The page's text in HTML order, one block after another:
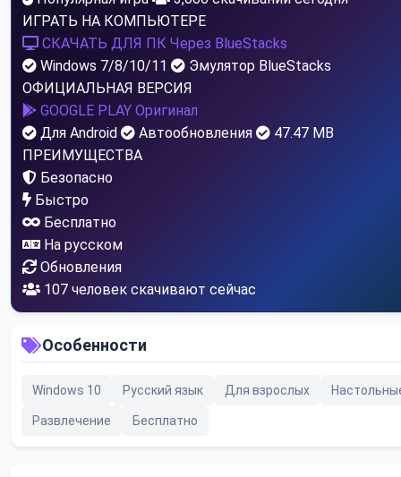
ИГРАТЬ НА КОМПЬЮТЕРЕ
СКАЧАТЬ ДЛЯ ПК Через BlueStacks
Windows 7/8/10/11
Эмулятор BlueStacks
ОФИЦИАЛЬНАЯ ВЕРСИЯ
GOOGLE PLAY Оригинал
Для Android
Автообновления
47.47 MB
ПРЕИМУЩЕСТВА
Безопасно
Быстро
Бесплатно
На русском
Обновления
102 человек скачивают сейчас
Особенности
Windows 10 Русский язык Для взрослых
Развлечение Бесплатно